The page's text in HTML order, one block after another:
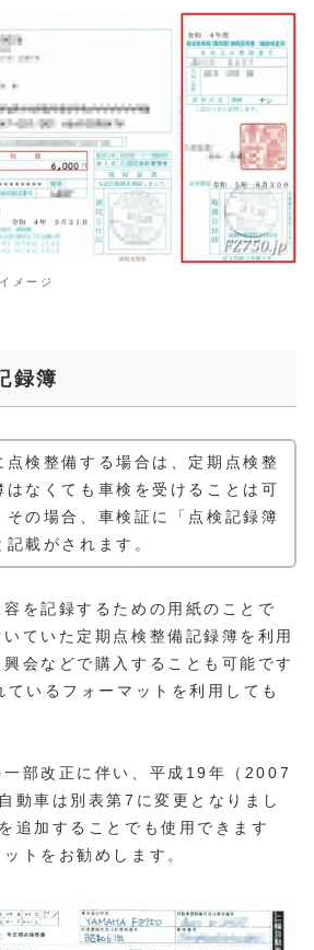
メージ
録簿
点検整備する場合は、定期点検整
はなくても車検を受けることは可
その場合、車検証に「点検記録簿
記載がされます。
を記録するための用紙のことで
ていた定期点検整備記録簿を利用
会などで購入することも可能です
いるフォーマットを利用しても
一部改正に伴い、平成19年（2007
動車は別表第7に変更となりまし
追加することでも使用できます
トをお勧めします。